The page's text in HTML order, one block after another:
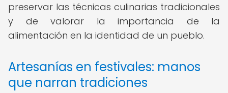
preservar las técnicas culinarias tradicionales
y de valorar la importancia de la
alimentación en la identidad de un pueblo.
Artesanías en festivales: manos
que narran tradiciones